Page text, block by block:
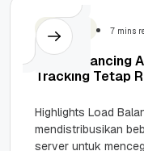
Teknologi 7 mins
Load Balancing
Tracking Tetap
Highlights Load
mendistribusikan
server untuk